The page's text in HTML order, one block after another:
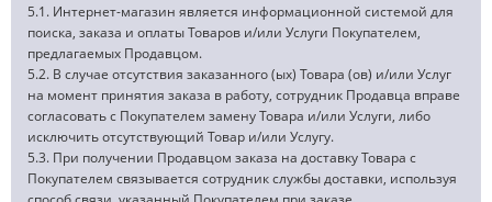
5.1. Интернет-магазин является информационной системой для
поиска, заказа и оплаты Товаров и/или Услуги Покупателем,
предлагаемых Продавцом.
5.2. В случае отсутствия заказанного (ых) Товара (ов) и/или Услуг
на момент принятия заказа в работу, сотрудник Продавца вправе
согласовать с Покупателем замену Товара и/или Услуги, либо
исключить отсутствующий Товар и/или Услугу.
5.3. При получении Продавцом заказа на доставку Товара с
Покупателем связывается сотрудник службы доставки, используя